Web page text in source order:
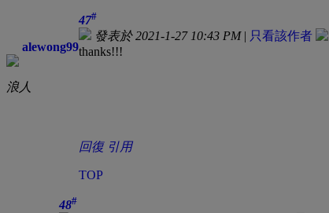
alewong99
浪人
47#
發表於 2021-1-27 10:43 PM| 只看該作者
thanks!!!
回復 引用
TOP
48#